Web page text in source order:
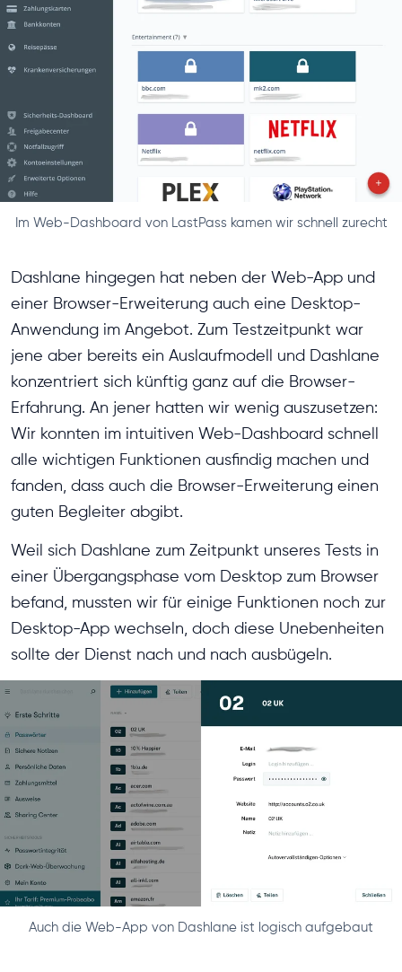
Im Web-Dashboard von LastPass kamen wir schnell zurecht
Dashlane hingegen hat neben der Web-App und
einer Browser-Erweiterung auch eine Desktop-
Anwendung im Angebot. Zum Testzeitpunkt war
jene aber bereits ein Auslaufmodell und Dashlane
konzentriert sich künftig ganz auf die Browser-
Erfahrung. An jener hatten wir wenig auszusetzen:
Wir konnten im intuitiven Web-Dashboard schnell
alle wichtigen Funktionen ausfindig machen und
fanden, dass auch die Browser-Erweiterung einen
guten Begleiter abgibt.
Weil sich Dashlane zum Zeitpunkt unseres Tests in
einer Übergangsphase vom Desktop zum Browser
befand, mussten wir für einige Funktionen noch zur
Desktop-App wechseln, doch diese Unebenheiten
sollte der Dienst nach und nach ausbügeln.
Auch die Web-App von Dashlane ist logisch aufgebaut